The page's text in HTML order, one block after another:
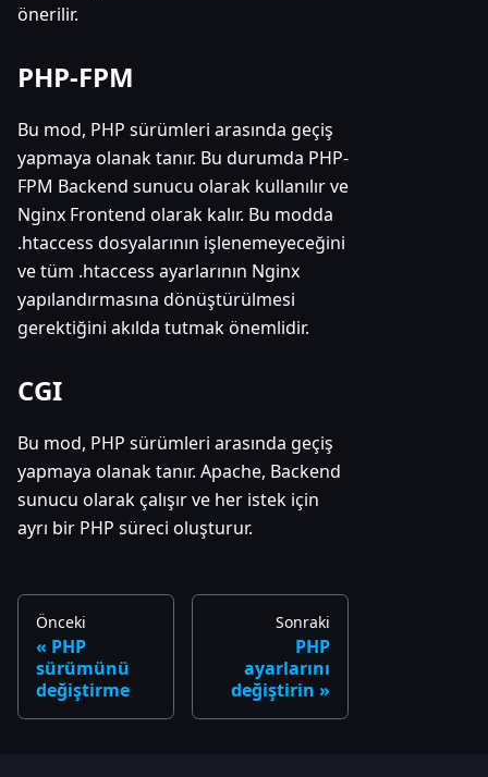
önerilir.
PHP-FPM
Bu mod, PHP sürümleri arasında geçiş
yapmaya olanak tanır. Bu durumda PHP-
FPM Backend sunucu olarak kullanılır ve
Nginx Frontend olarak kalır. Bu modda
.htaccess dosyalarının işlenemeyeceğini
ve tüm .htaccess ayarlarının Nginx
yapılandırmasına dönüştürülmesi
gerektiğini akılda tutmak önemlidir.
CGI
Bu mod, PHP sürümleri arasında geçiş
yapmaya olanak tanır. Apache, Backend
sunucu olarak çalışır ve her istek için
ayrı bir PHP süreci oluşturur.
Önceki
PHP
sürümünü
değiştirme
Sonraki
PHP
ayarlarını
değiştirin